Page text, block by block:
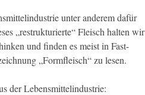
unter anderem dafür
„restrukturierte“ Fleisch halten wir
und finden es meist in Fast-
„Formfleisch“ zu lesen.
der Lebensmittelindustrie: